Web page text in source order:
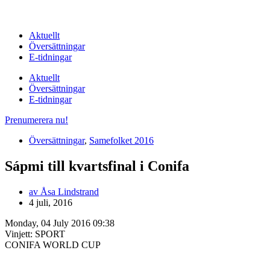
Aktuellt
Översättningar
E-tidningar
Aktuellt
Översättningar
E-tidningar
Prenumerera nu!
Översättningar, Samefolket 2016
Sápmi till kvartsfinal i Conifa
av Åsa Lindstrand
4 juli, 2016
Monday, 04 July 2016 09:38
Vinjett: SPORT
CONIFA WORLD CUP